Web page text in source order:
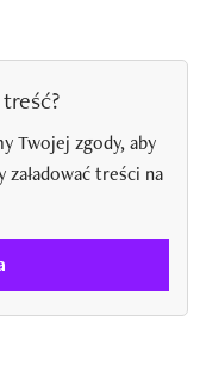
Twojej zgody, aby
treści na